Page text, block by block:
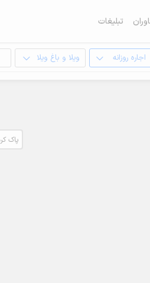
تبلیغات
اجاره روزانه ویلا و باغ ویلا
پاک